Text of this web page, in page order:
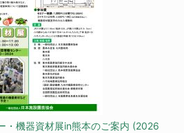
・機器資材展in熊本のご案内 (2026